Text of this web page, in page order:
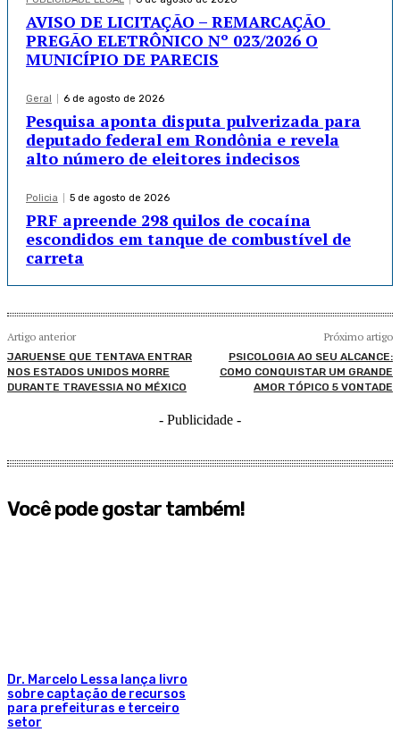
AVISO DE LICITAÇÃO – REMARCAÇÃO
PREGÃO ELETRÔNICO Nº 023/2026 O
MUNICÍPIO DE PARECIS
Geral 6 de agosto de 2026
Pesquisa aponta disputa pulverizada para
deputado federal em Rondônia e revela
alto número de eleitores indecisos
Policia 5 de agosto de 2026
PRF apreende 298 quilos de cocaína
escondidos em tanque de combustível de
carreta
Artigo anterior
JARUENSE QUE TENTAVA ENTRAR
NOS ESTADOS UNIDOS MORRE
DURANTE TRAVESSIA NO MÉXICO
Próximo artigo
PSICOLOGIA AO SEU ALCANCE:
COMO CONQUISTAR UM GRANDE
AMOR TÓPICO 5 VONTADE
- Publicidade -
Você pode gostar também!
Dr. Marcelo Lessa lança livro
sobre captação de recursos
para prefeituras e terceiro
setor